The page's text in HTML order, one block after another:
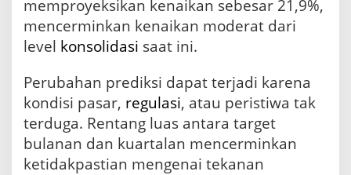
memproyeksikan kenaikan sebesar 21,9%,
mencerminkan kenaikan moderat dari
level konsolidasi saat ini.
Perubahan prediksi dapat terjadi karena
kondisi pasar, regulasi, atau peristiwa tak
terduga. Rentang luas antara target
bulanan dan kuartalan mencerminkan
ketidakpastian mengenai tekanan